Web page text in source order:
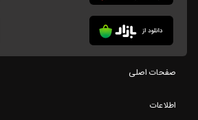
صفحات اصلی
اطلاعات